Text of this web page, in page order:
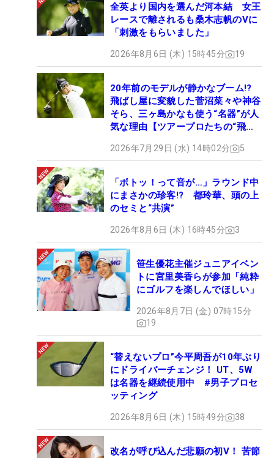
全英より国内を選んだ河本結 女王
レースで離されるも桑木志帆のVに
「刺激をもらいました」
2026年8月6日 (木) 15時45分 19
20年前のモデルが静かなブーム!?
飛ばし屋に変貌した菅沼菜々や神谷
そら、三ヶ島かなも使う“名器”が人
気な理由【ツアープロたちの“飛ば
2026年7月29日 (水) 14時02分 5
「ボトッ！って音が…」ラウンド中
にまさかの珍客!? 都玲華、頭の上
のセミと“共演”
2026年8月6日 (木) 16時45分 3
笹生優花主催ジュニアイベン
トに宮里美香らが参加「純粋
にゴルフを楽しんでほしい」
2026年8月7日 (金) 07時15分
19
“替えないプロ”今平周吾が10年ぶり
にドライバーチェンジ！ UT、5W
は名器を継続使用中 #男子プロセ
ッティング
2026年8月6日 (木) 15時49分 38
改名が呼び込んだ悲願の初V！ 苦節